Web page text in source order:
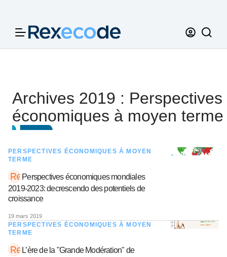
Archives 2019 : Perspectives
économiques à moyen terme
PERSPECTIVES ÉCONOMIQUES À MOYEN
TERME
Perspectives économiques mondiales
2019-2023: decrescendo des potentiels de
croissance
19 mars 2019
PERSPECTIVES ÉCONOMIQUES À MOYEN
TERME
L’ère de la "Grande Modération" de